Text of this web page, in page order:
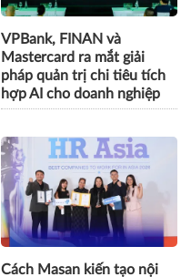
VPBank, FINAN và
Mastercard ra mắt giải
pháp quản trị chi tiêu tích
hợp AI cho doanh nghiệp
Cách Masan kiến tạo nội